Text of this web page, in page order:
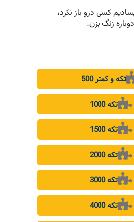
500 تکه و کمتر
1000 تکه
1500 تکه
2000 تکه
3000 تکه
4000 تکه